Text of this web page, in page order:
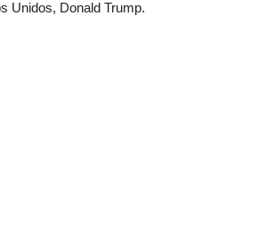
Unidos, Donald Trump.